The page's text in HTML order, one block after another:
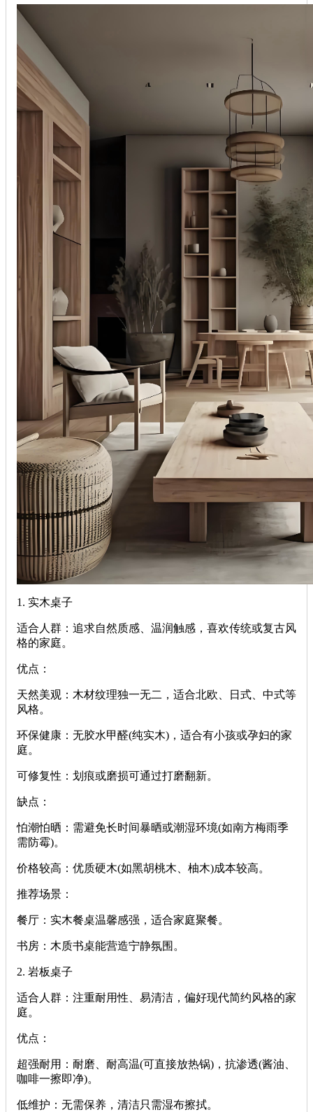
‌1. 实木桌子‌
‌适合人群‌：追求自然质感、温润触感，喜欢传统或复古风
格的家庭。
‌优点‌：
‌天然美观‌：木材纹理独一无二，适合北欧、日式、中式等
风格。
‌环保健康‌：无胶水甲醛(纯实木)，适合有小孩或孕妇的家
庭。
‌可修复性‌：划痕或磨损可通过打磨翻新。
‌缺点‌：
‌怕潮怕晒‌：需避免长时间暴晒或潮湿环境(如南方梅雨季
需防霉)。
‌价格较高‌：优质硬木(如黑胡桃木、柚木)成本较高。
‌推荐场景‌：
‌餐厅‌：实木餐桌温馨感强，适合家庭聚餐。
‌书房‌：木质书桌能营造宁静氛围。
‌2. 岩板桌子‌
‌适合人群‌：注重耐用性、易清洁，偏好现代简约风格的家
庭。
‌优点‌：
‌超强耐用‌：耐磨、耐高温(可直接放热锅)，抗渗透(酱油、
咖啡一擦即净)。
‌低维护‌：无需保养，清洁只需湿布擦拭。